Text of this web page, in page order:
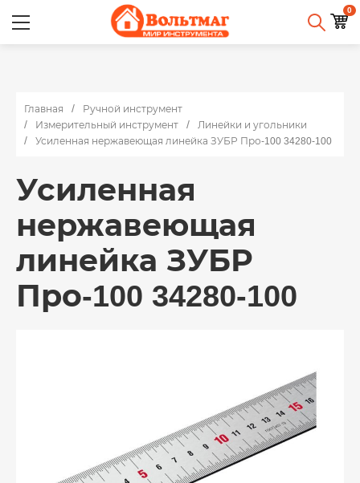
0
Главная
Ручной инструмент
Измерительный инструмент
Линейки и угольники
Усиленная нержавеющая линейка ЗУБР Про-100 34280-100
Усиленная
нержавеющая
линейка ЗУБР
Про-100 34280-100